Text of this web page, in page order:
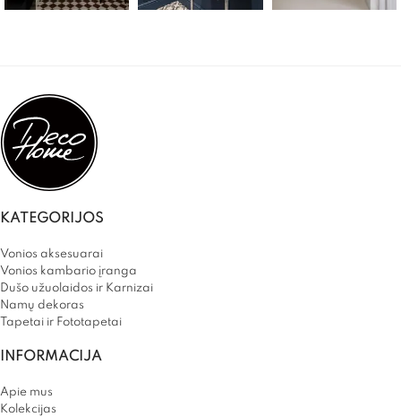
KATEGORIJOS
Vonios aksesuarai
Vonios kambario įranga
Dušo užuolaidos ir Karnizai
Namų dekoras
Tapetai ir Fototapetai
INFORMACIJA
Apie mus
Kolekcijas